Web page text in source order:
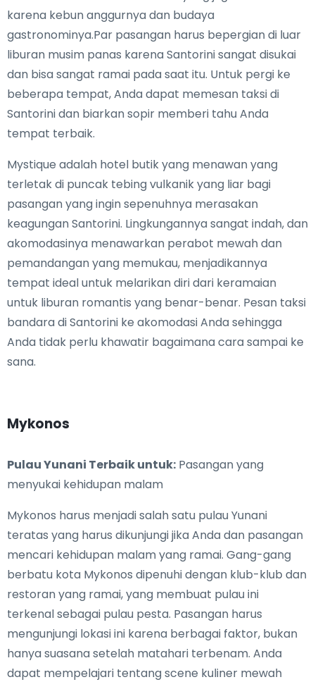
karena kebun anggurnya dan budaya
gastronominya.Par pasangan harus bepergian di luar
liburan musim panas karena Santorini sangat disukai
dan bisa sangat ramai pada saat itu. Untuk pergi ke
beberapa tempat, Anda dapat memesan taksi di
Santorini dan biarkan sopir memberi tahu Anda
tempat terbaik.
Mystique adalah hotel butik yang menawan yang
terletak di puncak tebing vulkanik yang liar bagi
pasangan yang ingin sepenuhnya merasakan
keagungan Santorini. Lingkungannya sangat indah, dan
akomodasinya menawarkan perabot mewah dan
pemandangan yang memukau, menjadikannya
tempat ideal untuk melarikan diri dari keramaian
untuk liburan romantis yang benar-benar. Pesan taksi
bandara di Santorini ke akomodasi Anda sehingga
Anda tidak perlu khawatir bagaimana cara sampai ke
sana.
Mykonos
Pulau Yunani Terbaik untuk: Pasangan yang
menyukai kehidupan malam
Mykonos harus menjadi salah satu pulau Yunani
teratas yang harus dikunjungi jika Anda dan pasangan
mencari kehidupan malam yang ramai. Gang-gang
berbatu kota Mykonos dipenuhi dengan klub-klub dan
restoran yang ramai, yang membuat pulau ini
terkenal sebagai pulau pesta. Pasangan harus
mengunjungi lokasi ini karena berbagai faktor, bukan
hanya suasana setelah matahari terbenam. Anda
dapat mempelajari tentang scene kuliner mewah